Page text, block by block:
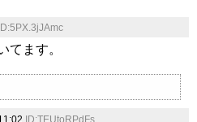
ID:5PX.3jJAmc
てます。
ID:TEUtoRPdFs